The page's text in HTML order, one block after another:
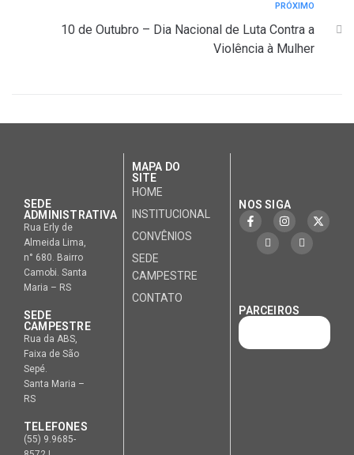
PRÓXIMO
10 de Outubro – Dia Nacional de Luta Contra a
Violência à Mulher
SEDE
ADMINISTRATIVA
Rua Erly de
Almeida Lima,
n° 680. Bairro
Camobi. Santa
Maria – RS
SEDE
CAMPESTRE
Rua da ABS,
Faixa de São
Sepé.
Santa Maria –
RS
TELEFONES
(55) 9.9685-
MAPA DO
SITE
HOME
INSTITUCIONAL
CONVÊNIOS
SEDE
CAMPESTRE
CONTATO
NOS SIGA
PARCEIROS